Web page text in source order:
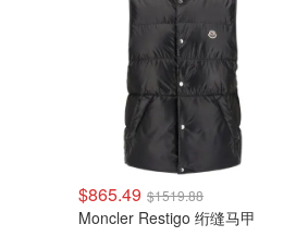
$865.49 $1519.88
Moncler Restigo 绗缝马甲